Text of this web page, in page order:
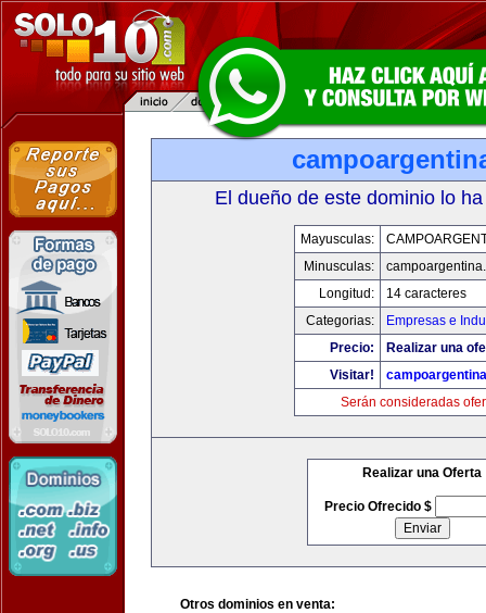
El dueño de este dominio lo
Mayusculas:
Minusculas:
Longitud:
14 caracteres
Categorias:
Empresas e
Precio:
Realizar una
Visitar!
Serán consideradas
Realizar una Oferta
Precio Ofrecido $
Otros dominios en venta: